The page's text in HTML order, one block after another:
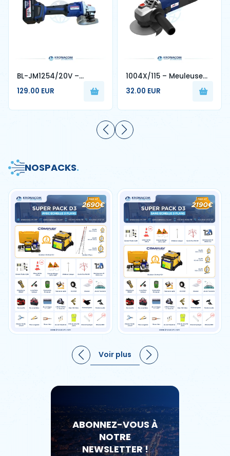
BL-JM1254/20V –
Meuleuse Sans Fil 20V
4.0Ah Disque 125 mm
129.00 EUR
1004X/115 – Meuleuse
d’Angle 850W Disque 115
mm - 4MPRO
32.00 EUR
NOSPACKS.
Voir plus
ABONNEZ-VOUS À
NOTRE
NEWSLETTER !